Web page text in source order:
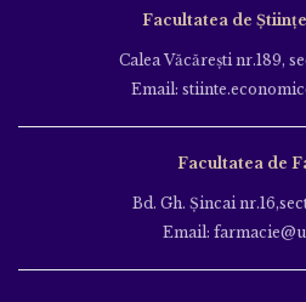
Facultatea de
Calea Văcăreşti nr.189,
Email:
Facultatea de
Bd. Gh. Şincai
Email: